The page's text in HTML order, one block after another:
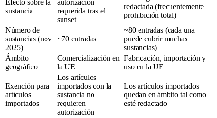
Efecto sobre la
sustancia
autorización
requerida tras el
sunset
redactada (frecuentemente
prohibición total)
Número de
sustancias (nov
2025)
~70 entradas
~80 entradas (cada una
puede cubrir muchas
sustancias)
Ámbito
geográfico
Comercialización en
la UE
Fabricación, importación y
uso en la UE
Exención para
artículos
importados
Los artículos
importados con la
sustancia no
requieren
autorización
Los artículos importados
quedan en ámbito tal como
esté redactado